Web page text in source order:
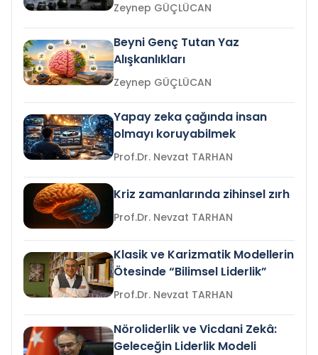
Zeynep GÜÇLÜCAN
Beyni Genç Tutan Yaz
Alışkanlıkları
Zeynep GÜÇLÜCAN
Yapay zeka çağında insan
olmayı koruyabilmek
Prof.Dr. Nevzat TARHAN
Kriz zamanlarında zihinsel zırh
Prof.Dr. Nevzat TARHAN
Klasik ve Karizmatik Modellerin
Ötesinde “Bilimsel Liderlik”
Prof.Dr. Nevzat TARHAN
Nöroliderlik ve Vicdani Zekâ:
Geleceğin Liderlik Modeli